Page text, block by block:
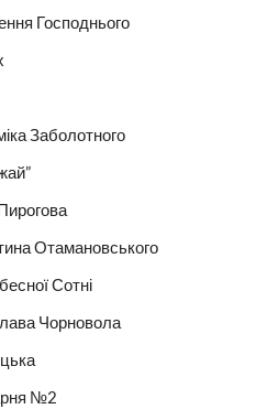
Господнього
Заболотного
Отамановського
Сотні
Чорновола
№2